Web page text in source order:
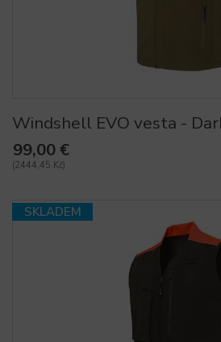
Windshell EVO vesta -
99,00 €
(2444,45 Kč)
SKLADEM